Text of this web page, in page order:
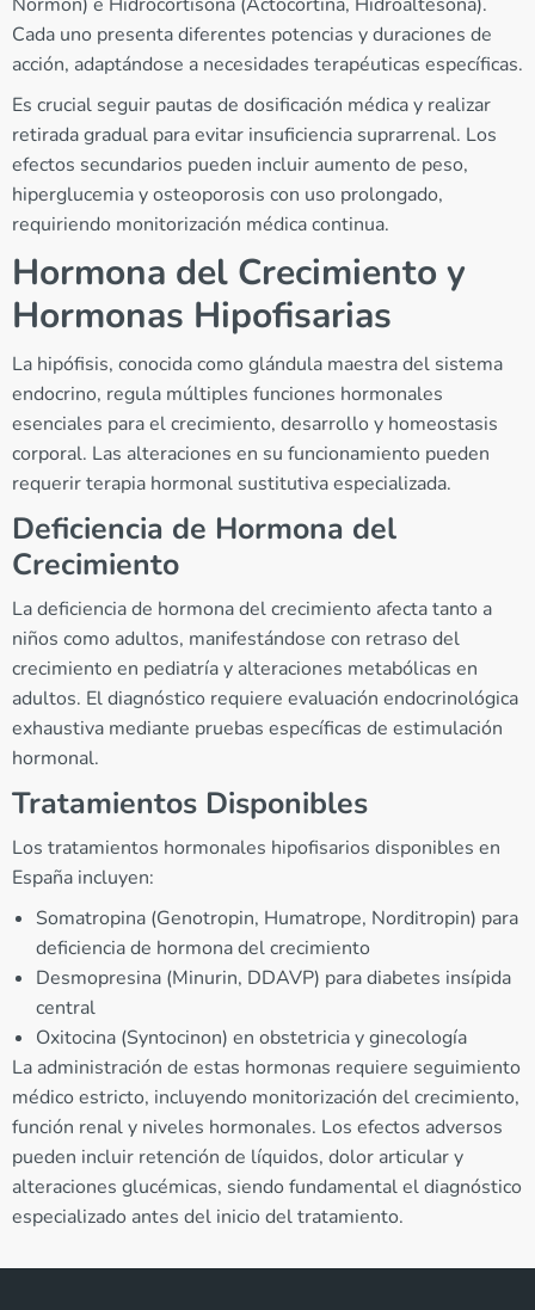
Cada uno presenta diferentes potencias y duraciones de
acción, adaptándose a necesidades terapéuticas específicas.
Es crucial seguir pautas de dosificación médica y realizar
retirada gradual para evitar insuficiencia suprarrenal. Los
efectos secundarios pueden incluir aumento de peso,
hiperglucemia y osteoporosis con uso prolongado,
requiriendo monitorización médica continua.
Hormona del Crecimiento y
Hormonas Hipofisarias
La hipófisis, conocida como glándula maestra del sistema
endocrino, regula múltiples funciones hormonales
esenciales para el crecimiento, desarrollo y homeostasis
corporal. Las alteraciones en su funcionamiento pueden
requerir terapia hormonal sustitutiva especializada.
Deficiencia de Hormona del
Crecimiento
La deficiencia de hormona del crecimiento afecta tanto a
niños como adultos, manifestándose con retraso del
crecimiento en pediatría y alteraciones metabólicas en
adultos. El diagnóstico requiere evaluación endocrinológica
exhaustiva mediante pruebas específicas de estimulación
hormonal.
Tratamientos Disponibles
Los tratamientos hormonales hipofisarios disponibles en
España incluyen:
Somatropina (Genotropin, Humatrope, Norditropin) para
deficiencia de hormona del crecimiento
Desmopresina (Minurin, DDAVP) para diabetes insípida
central
Oxitocina (Syntocinon) en obstetricia y ginecología
La administración de estas hormonas requiere seguimiento
médico estricto, incluyendo monitorización del crecimiento,
función renal y niveles hormonales. Los efectos adversos
pueden incluir retención de líquidos, dolor articular y
alteraciones glucémicas, siendo fundamental el diagnóstico
especializado antes del inicio del tratamiento.